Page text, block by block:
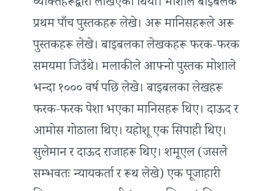
व्यक्तिहरूद्वारा लेखिएको थियो। मोशाले बाइबलकै
प्रथम पाँच पुस्तकहरू लेखे। अरू मानिसहरूले अरू
पुस्तकहरू लेखे। बाइबलका लेखकहरू फरक-फरक
समयमा जिउँथे। मलाकीले आफ्नो पुस्तक मोशाले
भन्दा १००० वर्ष पछि लेखे। बाइबलका लेखहरू
फरक-फरक पेशा भएका मानिसहरू थिए। दाऊद र
आमोस गोठाला थिए। यहोशू एक सिपाही थिए।
सुलेमान र दाऊद राजाहरू थिए। शमूएल (जसले
सम्भवतः न्यायकर्ता र रूथ लेखे) एक पूजाहारी